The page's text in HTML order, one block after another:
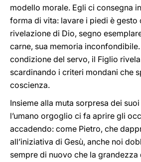
modello morale. Egli ci consegna
forma di vita: lavare i piedi è gesto
rivelazione di Dio, segno
carne, sua memoria
condizione del servo, il Figlio
scardinando i criteri mondani che
coscienza.
Insieme alla muta sorpresa dei
l’umano orgoglio ci fa aprire gli
accadendo: come Pietro, che
all’iniziativa di Gesù, anche noi
sempre di nuovo che la grandezza